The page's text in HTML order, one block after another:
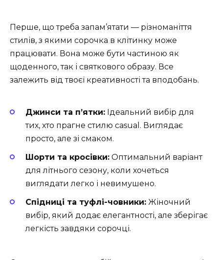
Перше, що треба запам’ятати — різноманіття
стилів, з якими сорочка в клітинку може
працювати. Вона може бути частиною як
щоденного, так і святкового образу. Все
залежить від твоєї креативності та вподобань.
Джинси та п’ятки: Ідеальний вибір для
тих, хто прагне стилю casual. Виглядає
просто, але зі смаком.
Шорти та кросівки: Оптимальний варіант
для літнього сезону, коли хочеться
виглядати легко і невимушено.
Спідниці та туфлі-човники: Жіночний
вибір, який додає елегантності, але зберігає
легкість завдяки сорочці.